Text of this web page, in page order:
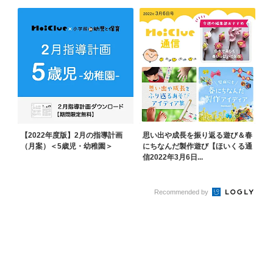
【2022年度版】2月の指導計画
（月案）＜5歳児・幼稚園＞
思い出や成長を振り返る遊び＆春
にちなんだ製作遊び【ほいくる通
信2022年3月6日...
Recommended by